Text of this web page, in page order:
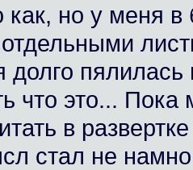
как, но у меня в
пялилась
что это... Пока
в
стал не